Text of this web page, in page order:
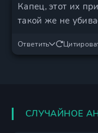
Капец, этот их
такой же не
Ответить
СЛУЧАЙНОЕ